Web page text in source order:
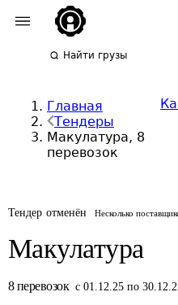
Найти грузы
Главная
Тендеры
Макулатура, 8
перевозок
Тендер отменён Несколько
Макулатура
8 перевозок с 01.12.25 по